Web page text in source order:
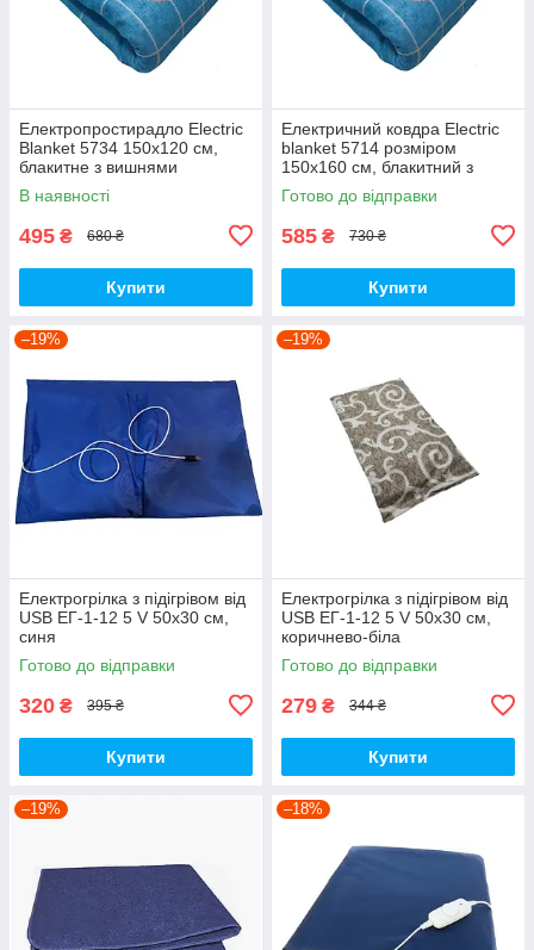
Електропростирадло Electric
Blanket 5734 150х120 см,
блакитне з вишнями
В наявності
495 ₴ 680 ₴
Купити
Електричний ковдра Electric
blanket 5714 розміром
150х160 см, блакитний з
вишнями.
Готово до відправки
585 ₴ 730 ₴
Купити
–19%
Електрогрілка з підігрівом від
USB ЕГ-1-12 5 V 50х30 см,
синя
Готово до відправки
320 ₴ 395 ₴
Купити
–19%
Електрогрілка з підігрівом від
USB ЕГ-1-12 5 V 50х30 см,
коричнево-біла
Готово до відправки
279 ₴ 344 ₴
Купити
–19% –18%